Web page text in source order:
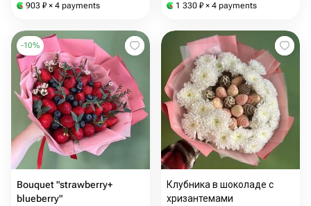
903 ₽ × 4 payments 1 330 ₽ × 4 payments
-10%
Bouquet "strawberry+
blueberry"
Клубника в шоколаде с
хризантемами